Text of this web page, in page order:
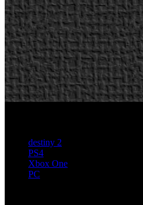
destiny 2
PS4
Xbox One
PC